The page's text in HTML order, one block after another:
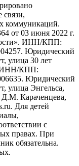
связи,
коммуникаций.
от 03 июня 2022 г.
ИНН/КПП:
Юридический
улица 30 лет
ИНН/КПП:
Юридический
улица Энгельса,
Д.М. Караченцева,
Для детей
с
правах. При
обязательна.